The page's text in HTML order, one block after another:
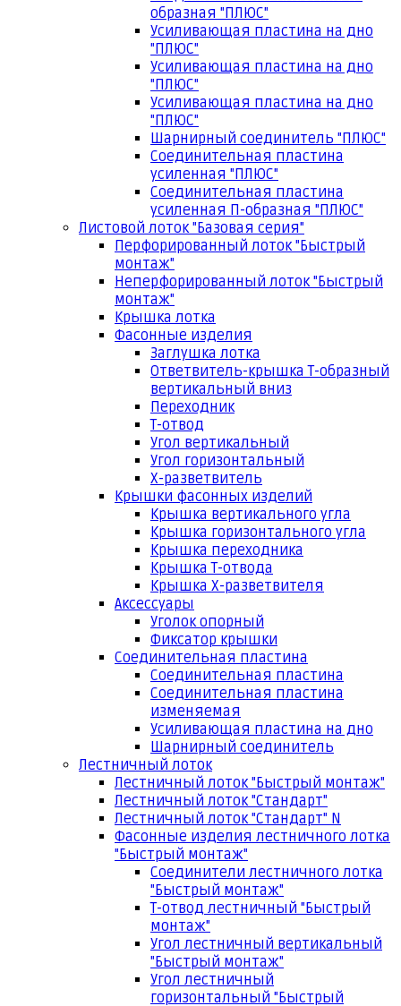
образная "ПЛЮС"
Усиливающая пластина на дно
"ПЛЮС"
Усиливающая пластина на дно
"ПЛЮС"
Усиливающая пластина на дно
"ПЛЮС"
Шарнирный соединитель "ПЛЮС"
Соединительная пластина
усиленная "ПЛЮС"
Соединительная пластина
усиленная П-образная "ПЛЮС"
Листовой лоток "Базовая серия"
Перфорированный лоток "Быстрый
монтаж"
Неперфорированный лоток "Быстрый
монтаж"
Крышка лотка
Фасонные изделия
Заглушка лотка
Ответвитель-крышка Т-образный
вертикальный вниз
Переходник
Т-отвод
Угол вертикальный
Угол горизонтальный
Х-разветвитель
Крышки фасонных изделий
Крышка вертикального угла
Крышка горизонтального угла
Крышка переходника
Крышка Т-отвода
Крышка Х-разветвителя
Аксессуары
Уголок опорный
Фиксатор крышки
Соединительная пластина
Соединительная пластина
Соединительная пластина
изменяемая
Усиливающая пластина на дно
Шарнирный соединитель
Лестничный лоток
Лестничный лоток "Быстрый монтаж"
Лестничный лоток "Стандарт"
Лестничный лоток "Стандарт" N
Фасонные изделия лестничного лотка
"Быстрый монтаж"
Соединители лестничного лотка
"Быстрый монтаж"
Т-отвод лестничный "Быстрый
монтаж"
Угол лестничный вертикальный
"Быстрый монтаж"
Угол лестничный
горизонтальный "Быстрый